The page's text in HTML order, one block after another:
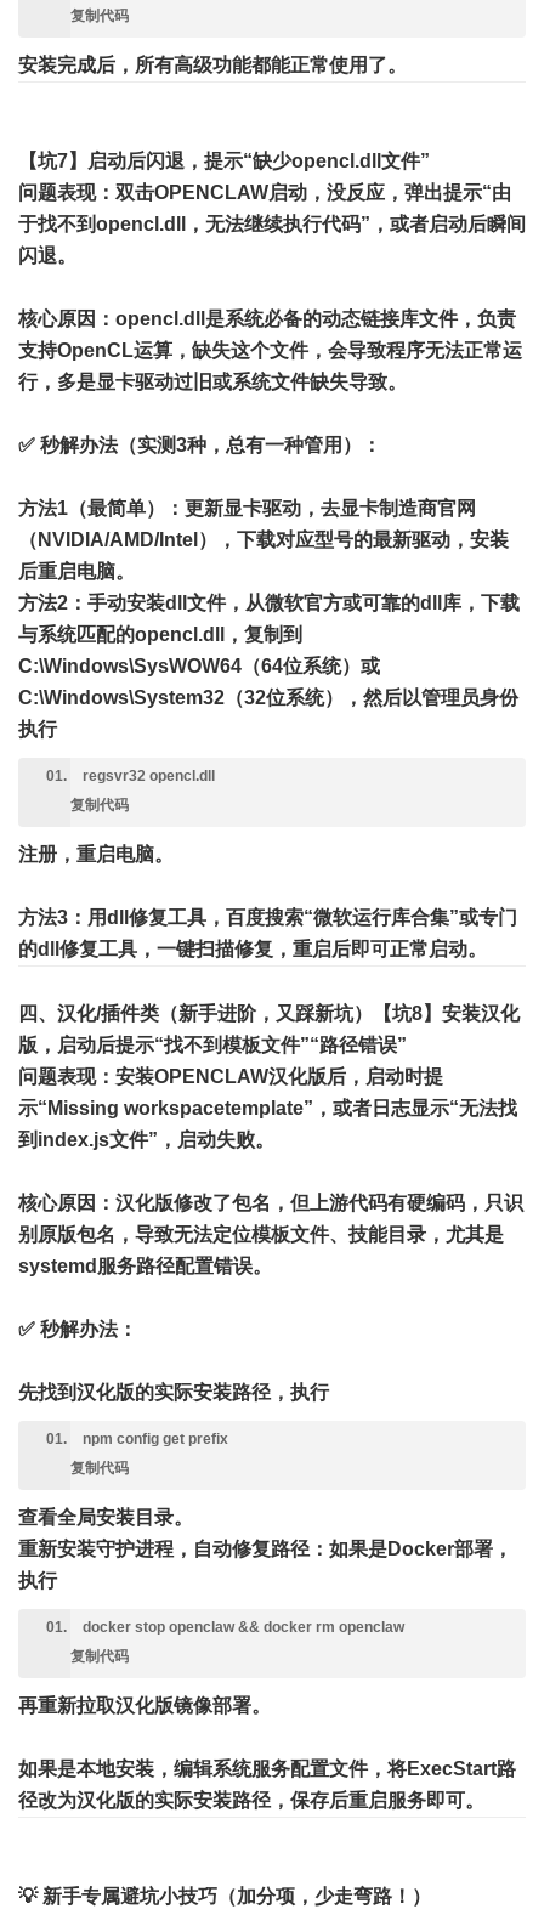
复制代码
安装完成后，所有高级功能都能正常使用了。
【坑7】启动后闪退，提示“缺少opencl.dll文件”
问题表现：双击OPENCLAW启动，没反应，弹出提示“由
于找不到opencl.dll，无法继续执行代码”，或者启动后瞬间
闪退。
核心原因 ：opencl.dll是系统必备的动态链接库文件，负责
支持OpenCL运算，缺失这个文件，会导致程序无法正常运
行，多是显卡驱动过旧或系统文件缺失导致。
✅ 秒解办法（实测3种，总有一种管用） ：
方法1（最简单）：更新显卡驱动，去显卡制造商官网
（NVIDIA/AMD/Intel），下载对应型号的最新驱动，安装
后重启电脑。
方法2：手动安装dll文件，从微软官方或可靠的dll库，下载
与系统匹配的opencl.dll，复制到
C:\Windows\SysWOW64（64位系统）或
C:\Windows\System32（32位系统），然后以管理员身份
执行
regsvr32 opencl.dll
复制代码
注册，重启电脑。
方法3：用dll修复工具，百度搜索“微软运行库合集”或专门
的dll修复工具，一键扫描修复，重启后即可正常启动。
四、汉化/插件类（新手进阶，又踩新坑）
【坑8】安装汉化
版，启动后提示“找不到模板文件”“路径错误”
问题表现：安装OPENCLAW汉化版后，启动时提
示“Missing workspacetemplate”，或者日志显示“无法找
到index.js文件”，启动失败。
核心原因 ：汉化版修改了包名，但上游代码有硬编码，只识
别原版包名，导致无法定位模板文件、技能目录，尤其是
systemd服务路径配置错误。
✅ 秒解办法：
先找到汉化版的实际安装路径，执行
npm config get prefix
复制代码
查看全局安装目录。
重新安装守护进程，自动修复路径：如果是Docker部署，
执行
docker stop openclaw && docker rm openclaw
复制代码
再重新拉取汉化版镜像部署。
如果是本地安装，编辑系统服务配置文件，将ExecStart路
径改为汉化版的实际安装路径，保存后重启服务即可。
💡 新手专属避坑小技巧（加分项，少走弯路！）